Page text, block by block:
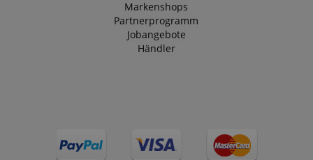
Markenshops
Partnerprogramm
Jobangebote
Händler